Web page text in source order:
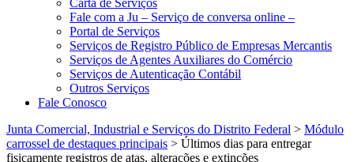
Carta de Serviços
Fale com a Ju – Serviço de conversa online –
Portal de Serviços
Serviços de Registro Público de Empresas Mercantis
Serviços de Agentes Auxiliares do Comércio
Serviços de Autenticação Contábil
Outros Serviços
Fale Conosco
Junta Comercial, Industrial e Serviços do Distrito Federal > Módulo
carrossel de destaques principais > Últimos dias para entregar
fisicamente registros de atas, alterações e extinções